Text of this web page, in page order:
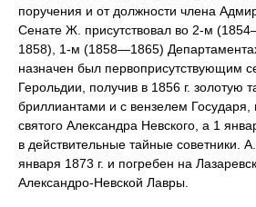
поручения и от должности члена
Сенате Ж. присутствовал во 2-м
1858), 1-м (1858—1865)
назначен был первоприсутствующим
Герольдии, получив в 1856 г. золотую
бриллиантами и с вензелем
святого Александра Невского, а 1
в действительные тайные советники.
января 1873 г. и погребен на
Александро-Невской Лавры.